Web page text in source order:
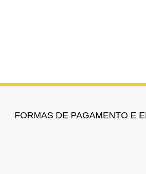
FORMAS DE PAGAMENTO E